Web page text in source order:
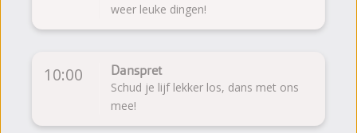
weer leuke dingen!
10:00 Danspret
Schud je lijf lekker los, dans met ons
mee!